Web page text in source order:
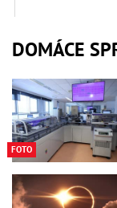
DOMÁCE
FOTO